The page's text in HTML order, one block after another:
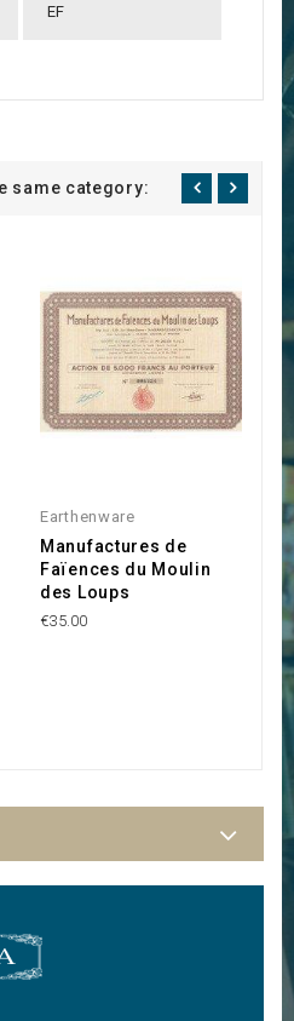
EF
same category:
Earthenware
Manufactures de
Faïences du Moulin
des Loups
€35.00